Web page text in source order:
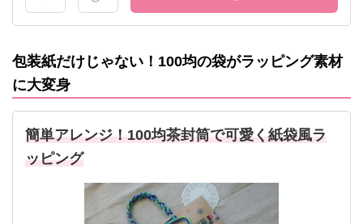
包装紙だけじゃない！100均の袋がラッピング素材
に大変身
簡単アレンジ！100均茶封筒で可愛く紙袋風ラ
ッピング